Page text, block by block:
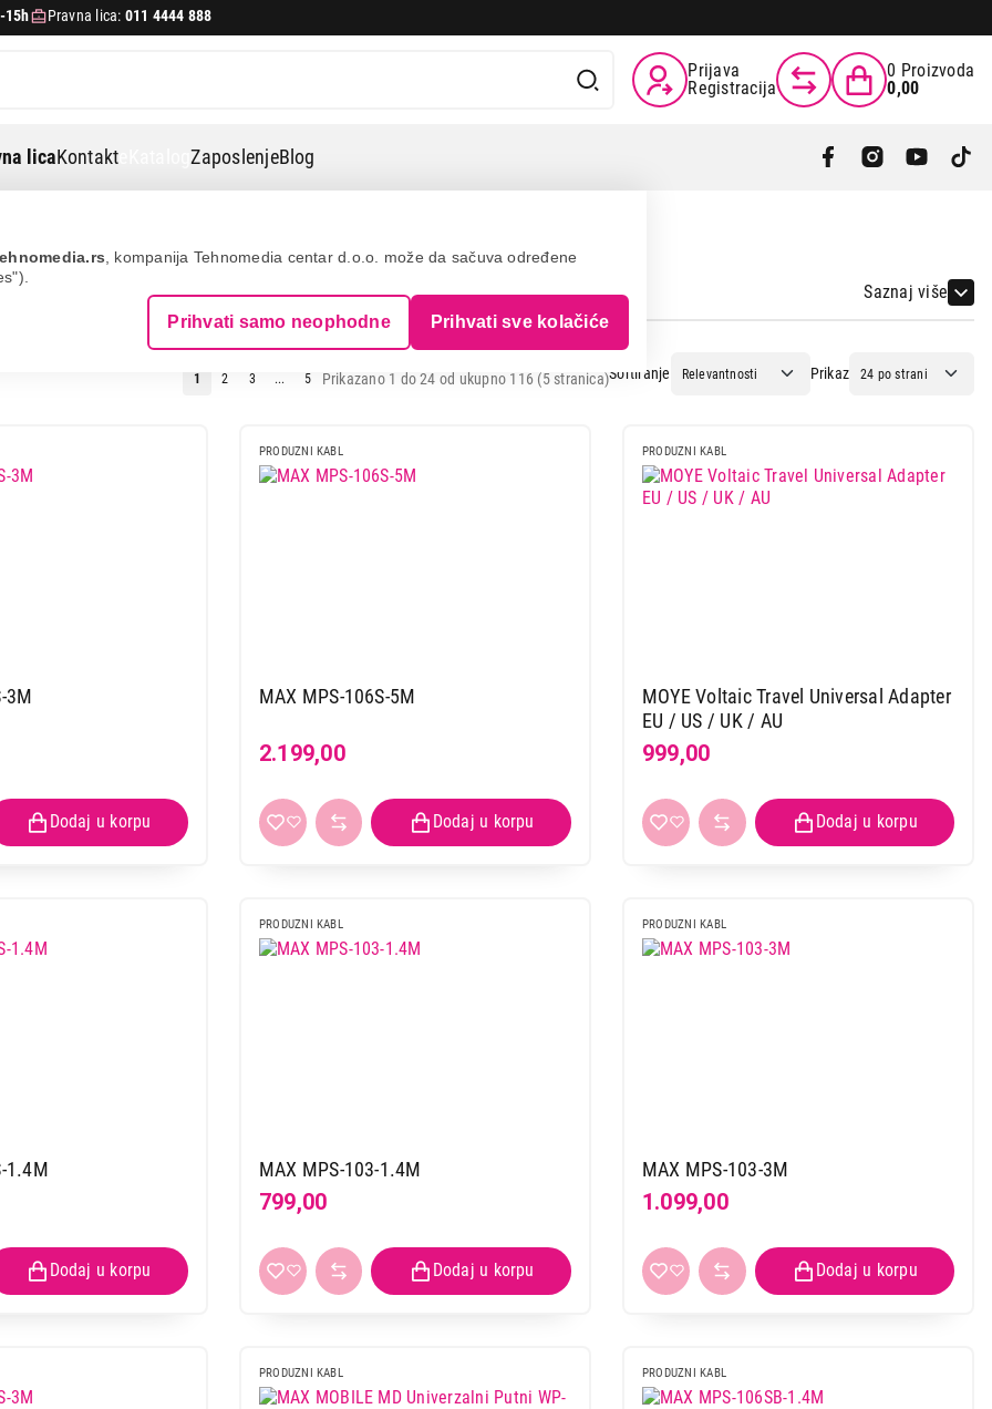
, kompanija Tehnomedia centar d.o.o. može da sačuva određene
Prihvati samo neophodne Prihvati sve kolačiće
15h Pravna lica: 011 4444 888
Prijava
Registracija
0 Proizvoda
0,00
licaKontakt eKatalogZaposlenjeBlog
I RAZVODNICI Saznaj više
Sortiranje Prikaz
Prikazano 1 do 24 od ukupno 116 (5 stranica)
1 2 3 ... 5
3M
PRODUZNI KABL
MAX MPS-106S-5M
2.199,00
PRODUZNI KABL
MOYE Voltaic Travel Universal Adapter
EU / US / UK / AU
999,00
1.4M
PRODUZNI KABL
MAX MPS-103-1.4M
799,00
PRODUZNI KABL
MAX MPS-103-3M
1.099,00
PRODUZNI KABL PRODUZNI KABL